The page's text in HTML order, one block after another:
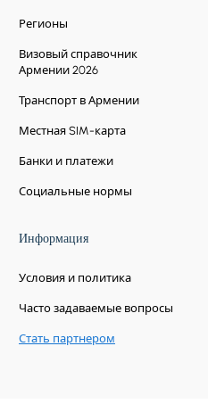
Регионы
Визовый справочник
Армении 2026
Транспорт в Армении
Местная SIM-карта
Банки и платежи
Социальные нормы
Информация
Условия и политика
Часто задаваемые вопросы
Стать партнером